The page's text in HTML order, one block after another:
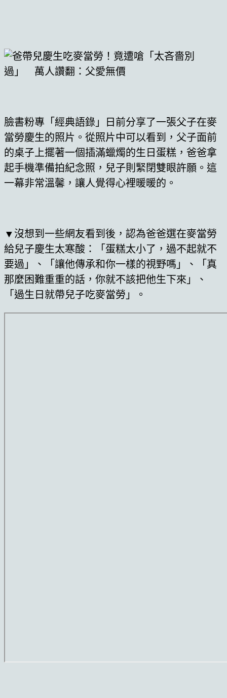
臉書粉專「經典語錄」日前分享了一張父子在麥
當勞慶生的照片。從照片中可以看到，父子面前
的桌子上擺著一個插滿蠟燭的生日蛋糕，爸爸拿
起手機準備拍紀念照，兒子則緊閉雙眼許願。這
一幕非常溫馨，讓人覺得心裡暖暖的。
▼沒想到一些網友看到後，認為爸爸選在麥當勞
給兒子慶生太寒酸：「蛋糕太小了，過不起就不
要過」、「讓他傳承和你一樣的視野嗎」、「真
那麼困難重重的話，你就不該把他生下來」、
「過生日就帶兒子吃麥當勞」。